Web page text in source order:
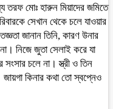
মোঃ হারুন মিয়াদের জমিতে
সেখান থেকে চলে যাওয়ার
জানান তিনি, কারণ উনার
নিজে জুতা সেলাই করে যা
সংসার চলে না। স্ত্রী ও তিন
জায়গা কিনার কথা তো স্বপ্নেও